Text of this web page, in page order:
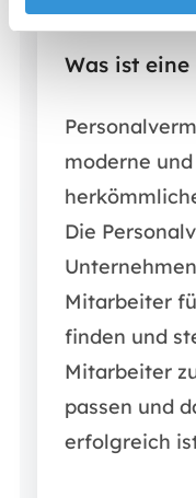
Was ist
moderne
Die
Mitarbeiter
finden und
Mitarbeiter
passen und
erfolgreich